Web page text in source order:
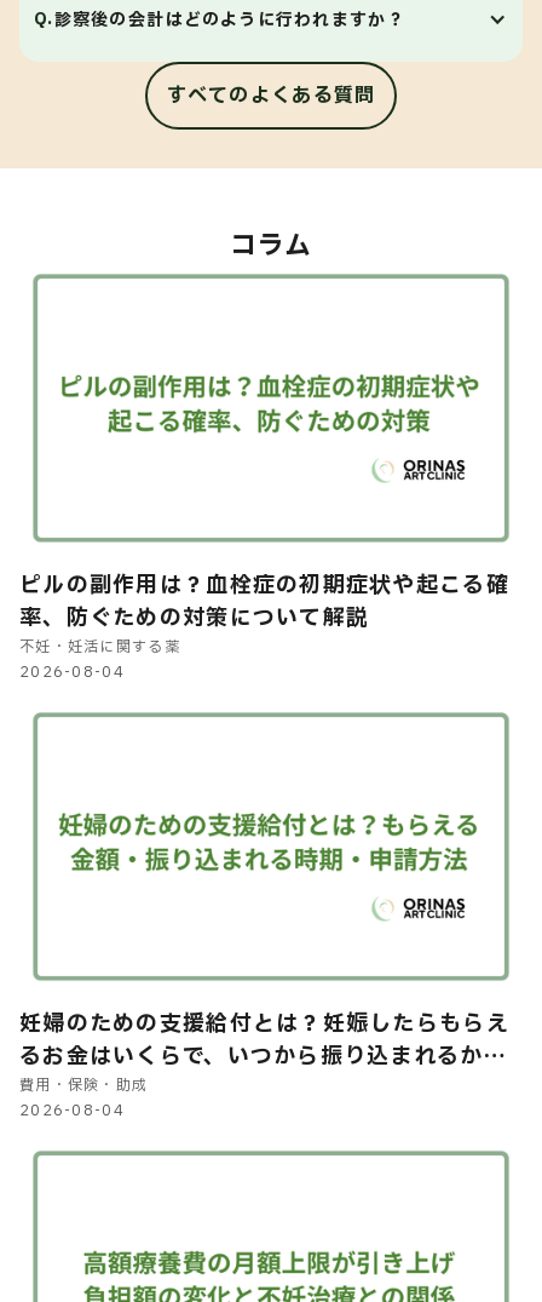
よい日時をご予約ください。
A. はい。当院は予約制となっております。事前にアプリ
は空き状況によってご案内できる場合がありますの
で、お問い合わせフォームまたはお電話にてご連絡く
Q.診察後の会計はどのように行われますか？
当院では「あと払い」に対応しています。診療終了後
は受付での会計手続きは不要のため、そのままスムー
すべてのよくある質問
コラム
ピルの副作用は？血栓症の初期症状や起こる確
率、防ぐための対策について解説
不妊・妊活に関する薬
2026-08-04
妊婦のための支援給付とは？妊娠したらもらえ
るお金はいくらで、いつから振り込まれるかや
申請方法を解説
費用・保険・助成
2026-08-04